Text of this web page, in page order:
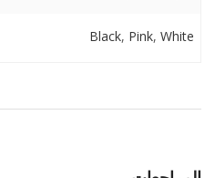
Black, Pink, White